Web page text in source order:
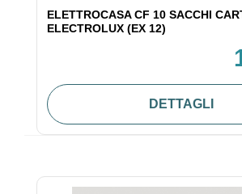
ELETTROCASA CF 10 SACCHI
ELECTROLUX (EX 12)
DETTAGLI